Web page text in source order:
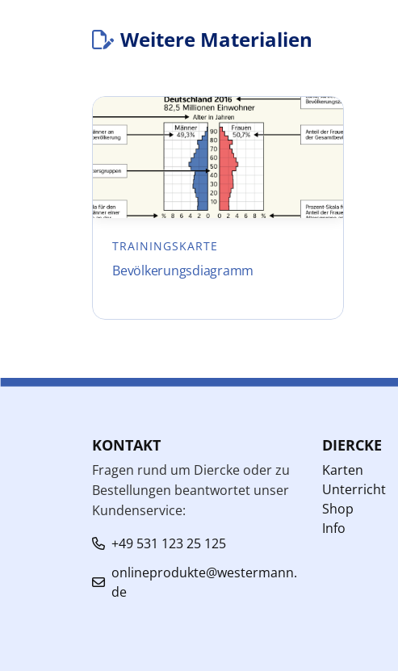
Weitere Materialien
TRAININGSKARTE
Bevölkerungsdiagramm
KONTAKT
Fragen rund um Diercke oder zu
Bestellungen beantwortet unser
Kundenservice:
+49 531 123 25 125
onlineprodukte@westermann.
de
DIERCKE
Karten
Unterricht
Shop
Info